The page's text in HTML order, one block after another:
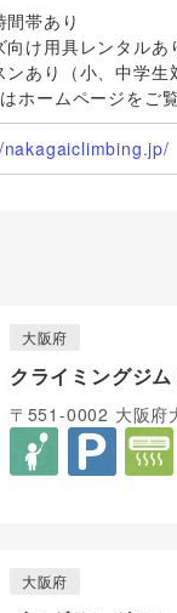
間帯あり
向け用具レンタルあ
ンあり（小、中学生
ホームページをご
大阪府
クライミングジ
〒551-0002 大阪府
大阪府